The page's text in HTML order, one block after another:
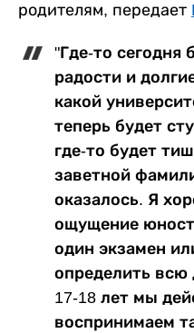
родителям, передает
"Где-то сегодня
радости и
какой
теперь будет
где-то будет
заветной
оказалось. Я
ощущение
один экзамен
определить
17-18 лет мы
воспринимаем